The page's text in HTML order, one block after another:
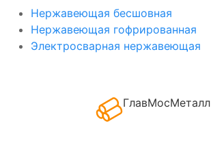
Нержавеющая бесшовная
Нержавеющая гофрированная
Электросварная нержавеющая
ГлавМосМеталл